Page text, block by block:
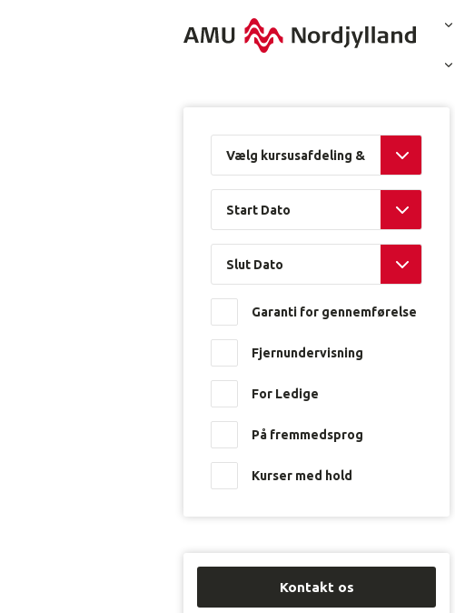
flere
felter
præcisere
filtrere
på
kurserne
i
kursuslisten
siden.
i
filter,
Vælg kursusafdeling & By
Start Dato
Slut Dato
Garanti for gennemførelse
Fjernundervisning
For Ledige
På fremmedsprog
Kurser med hold
Kontakt os